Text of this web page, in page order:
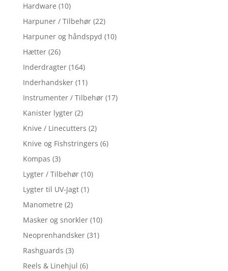
Hardware (10)
Harpuner / Tilbehør (22)
Harpuner og håndspyd (10)
Hætter (26)
Inderdragter (164)
Inderhandsker (11)
Instrumenter / Tilbehør (17)
Kanister lygter (2)
Knive / Linecutters (2)
Knive og Fishstringers (6)
Kompas (3)
Lygter / Tilbehør (10)
Lygter til UV-Jagt (1)
Manometre (2)
Masker og snorkler (10)
Neoprenhandsker (31)
Rashguards (3)
Reels & Linehjul (6)